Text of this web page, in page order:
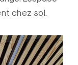
chez soi.